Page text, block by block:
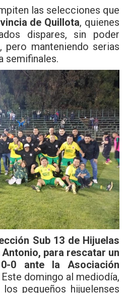
las selecciones que
de Quillota, quienes
dispares, sin poder
pero manteniendo serias
semifinales.
Sub 13 de Hijuelas
para rescatar un
0
ante la Asociación
Este domingo al mediodía,
los pequeños hijuelenses